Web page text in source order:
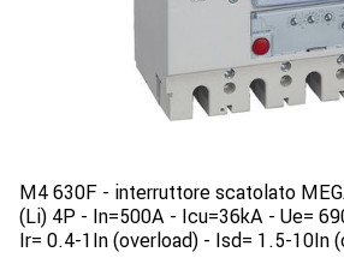
M4 630F - interruttore scatolato
(Li) 4P - In=500A - Icu=36kA - Ue=
Ir= 0.4-1In (overload) - Isd= 1.5-10In